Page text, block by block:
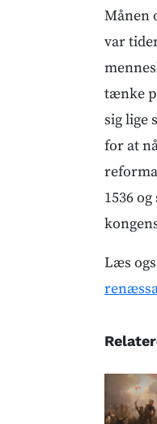
Månen
var
tænke
sig lige
for at
1536
Læs